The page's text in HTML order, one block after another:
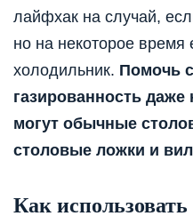
лайфхак на случай,
но на некоторое время
холодильник. Помочь
газированность даже
могут обычные
столовые ложки и
Как